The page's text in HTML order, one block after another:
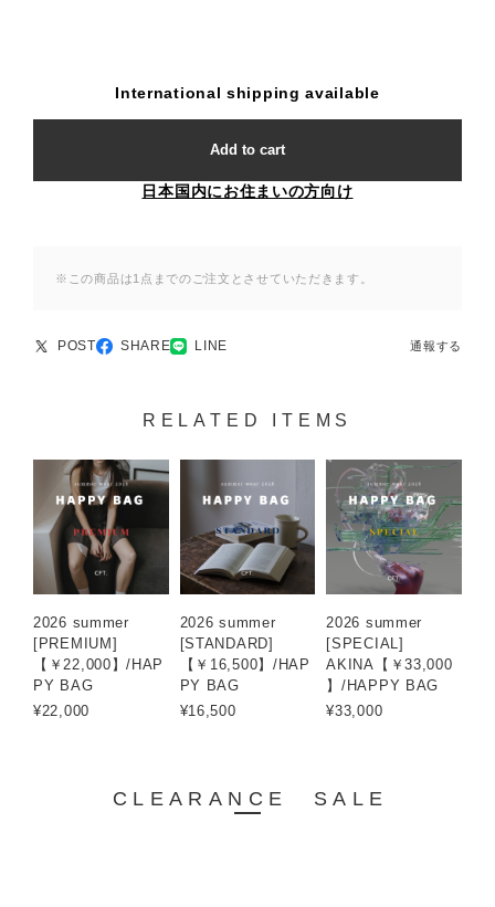
International shipping available
Add to cart
日本国内にお住まいの方向け
※この商品は1点までのご注文とさせていただきます。
POST SHARE LINE 通報する
RELATED ITEMS
2026 summer
[PREMIUM]
【￥22,000】/HAP
PY BAG
¥22,000
2026 summer
[STANDARD]
【￥16,500】/HAP
PY BAG
¥16,500
2026 summer
[SPECIAL]
AKINA【￥33,000
】/HAPPY BAG
¥33,000
CLEARANCE SALE